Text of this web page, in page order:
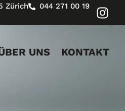
Zürich 044 271 00 19
UNS KONTAKT